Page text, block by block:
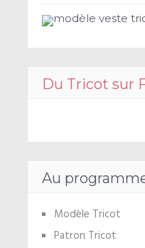
modèle veste
Du Tricot sur
Au
Modèle Tricot
Patron Tricot